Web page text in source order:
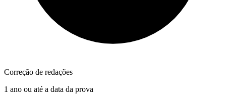
Correção de redações
1 ano ou até a data da prova